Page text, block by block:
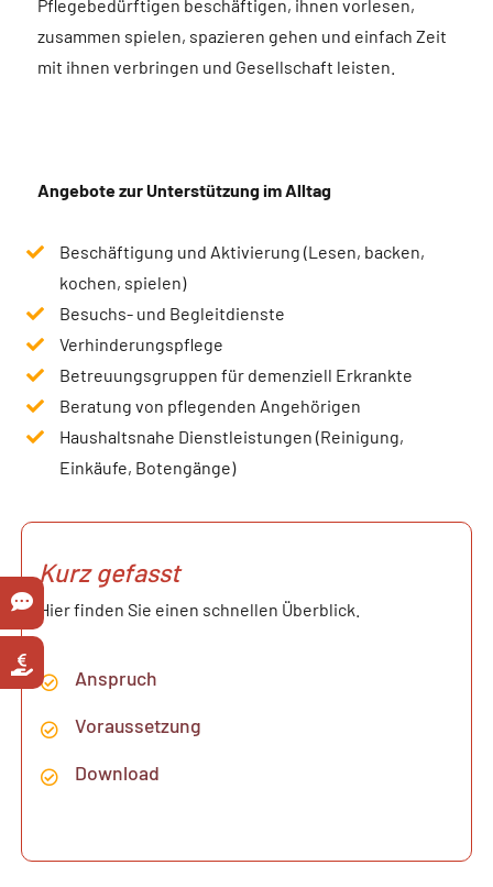
Pflegebedürftigen beschäftigen, ihnen vorlesen,
zusammen spielen, spazieren gehen und einfach Zeit
mit ihnen verbringen und Gesellschaft leisten.
Angebote zur Unterstützung im Alltag
Beschäftigung und Aktivierung (Lesen, backen,
kochen, spielen)
Besuchs- und Begleitdienste
Verhinderungspflege
Betreuungsgruppen für demenziell Erkrankte
Beratung von pflegenden Angehörigen
Haushaltsnahe Dienstleistungen (Reinigung,
Einkäufe, Botengänge)
Kurz gefasst
Hier finden Sie einen schnellen Überblick.
Anspruch
Voraussetzung
Download